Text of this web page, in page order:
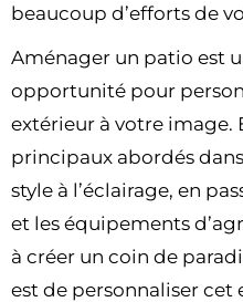
beaucoup d’efforts de
Aménager un patio est
opportunité pour
extérieur à votre image.
principaux abordés
style à l’éclairage, en
et les équipements
à créer un coin de
est de personnaliser cet